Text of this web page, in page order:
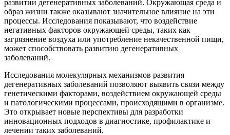
развитии дегенеративных заболеваний. Окружающая среда и
образ жизни также оказывают значительное влияние на эти
процессы. Исследования показывают, что воздействие
негативных факторов окружающей среды, таких как
загрязнение воздуха или употребление некачественной пищи,
может способствовать развитию дегенеративных
заболеваний.
Исследования молекулярных механизмов развития
дегенеративных заболеваний позволяют выявить связи между
генетическими факторами, воздействием окружающей среды
и патологическими процессами, происходящими в организме.
Это открывает новые перспективы для разработки
инновационных подходов в диагностике, профилактике и
лечении таких заболеваний.